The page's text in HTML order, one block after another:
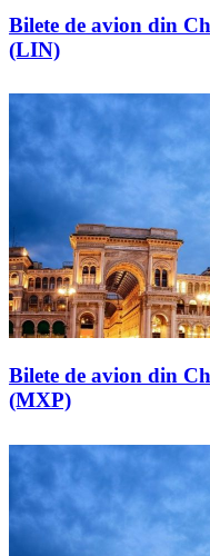
Bilete de avion din
(LIN)
Bilete de avion din
(MXP)